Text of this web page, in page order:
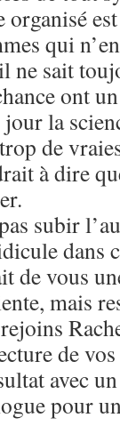
organisé
qui
ne sait
ont
la
de
à dire
subir
dans
de vous
mais
de
avec
pour